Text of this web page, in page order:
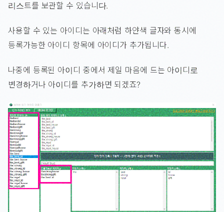
리스트를 보관할 수 있습니다.
사용할 수 있는 아이디는 아래처럼 하얀색 글자와 동시에
등록가능한 아이디 항목에 아이디가 추가됩니다.
나중에 등록된 아이디 중에서 제일 마음에 드는 아이디로
변경하거나 아이디를 추가하면 되겠죠?